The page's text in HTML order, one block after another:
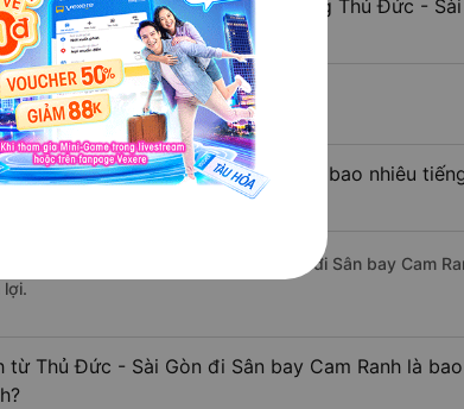
nhà xe đang khai thác tuyến đường Thủ Đức -
khai thác tuyến đường.
Sài Gòn đi Sân bay Cam Ranh mất bao nhiêu
bằng xe khách từ Thủ Đức - Sài Gòn đi Sân bay Cam
lợi.
từ Thủ Đức - Sài Gòn đi Sân bay Cam Ranh là